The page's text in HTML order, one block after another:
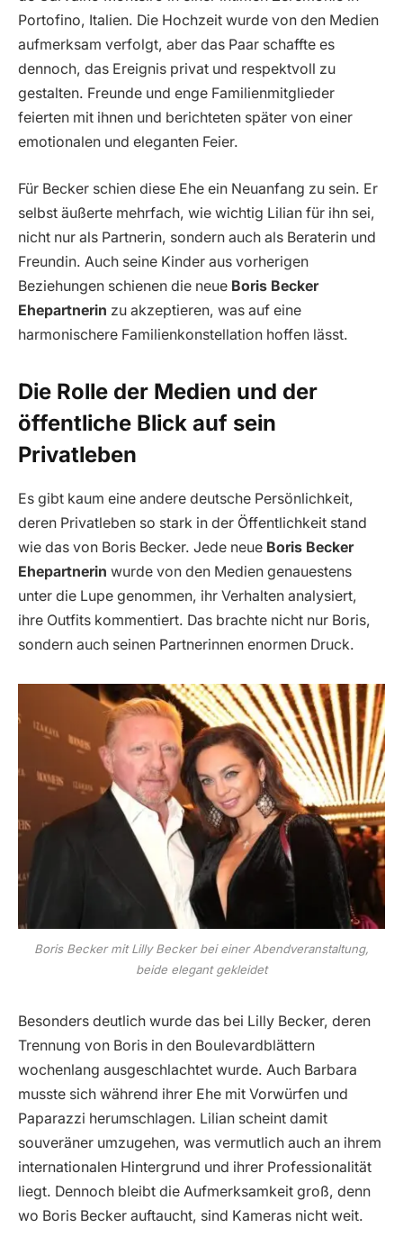
Portofino, Italien. Die Hochzeit wurde von den Medien
aufmerksam verfolgt, aber das Paar schaffte es
dennoch, das Ereignis privat und respektvoll zu
gestalten. Freunde und enge Familienmitglieder
feierten mit ihnen und berichteten später von einer
emotionalen und eleganten Feier.
Für Becker schien diese Ehe ein Neuanfang zu sein. Er
selbst äußerte mehrfach, wie wichtig Lilian für ihn sei,
nicht nur als Partnerin, sondern auch als Beraterin und
Freundin. Auch seine Kinder aus vorherigen
Beziehungen schienen die neue Boris Becker
Ehepartnerin zu akzeptieren, was auf eine
harmonischere Familienkonstellation hoffen lässt.
Die Rolle der Medien und der
öffentliche Blick auf sein
Privatleben
Es gibt kaum eine andere deutsche Persönlichkeit,
deren Privatleben so stark in der Öffentlichkeit stand
wie das von Boris Becker. Jede neue Boris Becker
Ehepartnerin wurde von den Medien genauestens
unter die Lupe genommen, ihr Verhalten analysiert,
ihre Outfits kommentiert. Das brachte nicht nur Boris,
sondern auch seinen Partnerinnen enormen Druck.
Boris Becker mit Lilly Becker bei einer Abendveranstaltung,
beide elegant gekleidet
Besonders deutlich wurde das bei Lilly Becker, deren
Trennung von Boris in den Boulevardblättern
wochenlang ausgeschlachtet wurde. Auch Barbara
musste sich während ihrer Ehe mit Vorwürfen und
Paparazzi herumschlagen. Lilian scheint damit
souveräner umzugehen, was vermutlich auch an ihrem
internationalen Hintergrund und ihrer Professionalität
liegt. Dennoch bleibt die Aufmerksamkeit groß, denn
wo Boris Becker auftaucht, sind Kameras nicht weit.